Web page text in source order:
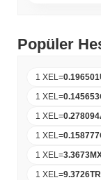
Popüler
1 XEL =0.196501
1 XEL =0.145653
1 XEL =0.278094
1 XEL =0.158777
1 XEL =3.3673
1 XEL =9.3726